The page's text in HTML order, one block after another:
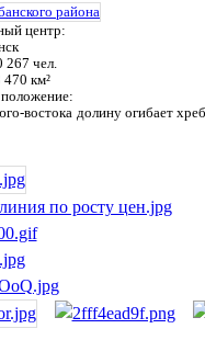
центр:
267 чел.
470 км²
долину огибает